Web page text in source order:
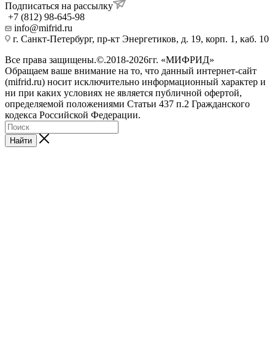
Подписаться на рассылку
+7 (812) 98-645-98
info@mifrid.ru
г. Санкт-Петербург, пр-кт Энергетиков, д. 19, корп. 1, каб. 10
Все права защищены.©.2018-2026гг. «МИФРИД»
Обращаем ваше внимание на то, что данный интернет-сайт
(mifrid.ru) носит исключительно информационный характер и
ни при каких условиях не является публичной офертой,
определяемой положениями Статьи 437 п.2 Гражданского
кодекса Российской Федерации.
Найти